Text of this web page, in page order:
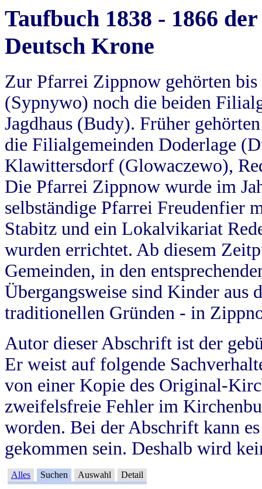
Taufbuch 1838 - 1866
Deutsch Krone
Zur Pfarrei Zippnow gehörten
(Sypnywo) noch die beiden
Jagdhaus (Budy). Früher
die Filialgemeinden Doderlage
Klawittersdorf (Glowaczewo),
Die Pfarrei Zippnow wurde im
selbständige Pfarrei Freudenfier
Stabitz und ein Lokalvikariat
wurden errichtet. Ab diesem
Gemeinden, in den
Übergangsweise sind Kinder aus
traditionellen Gründen - in
Autor dieser Abschrift ist der
Er weist auf folgende
von einer Kopie des Original-
zweifelsfreie Fehler im
worden. Bei der Abschrift kann
gekommen sein. Deshalb wird
Alles Suchen Auswahl Detail